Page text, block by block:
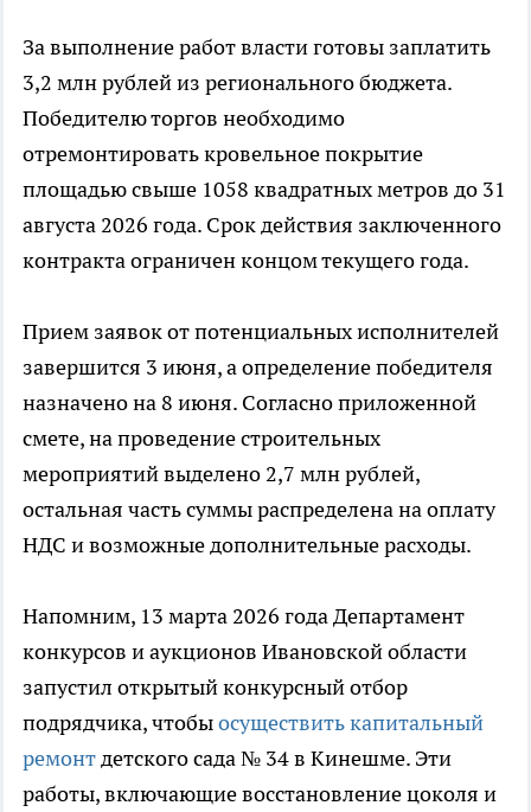
За выполнение работ власти готовы заплатить
3,2 млн рублей из регионального бюджета.
Победителю торгов необходимо
отремонтировать кровельное покрытие
площадью свыше 1058 квадратных метров до 31
августа 2026 года. Срок действия заключенного
контракта ограничен концом текущего года.
Прием заявок от потенциальных исполнителей
завершится 3 июня, а определение победителя
назначено на 8 июня. Согласно приложенной
смете, на проведение строительных
мероприятий выделено 2,7 млн рублей,
остальная часть суммы распределена на оплату
НДС и возможные дополнительные расходы.
Напомним, 13 марта 2026 года Департамент
конкурсов и аукционов Ивановской области
запустил открытый конкурсный отбор
подрядчика, чтобыосуществить капитальный
ремонтдетского сада № 34 в Кинешме. Эти
работы, включающие восстановление цоколя и